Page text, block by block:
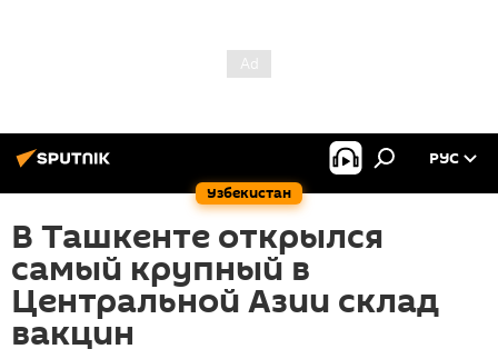
Узбекистан
РУС
В Ташкенте открылся
самый крупный в
Центральной Азии склад
вакцин